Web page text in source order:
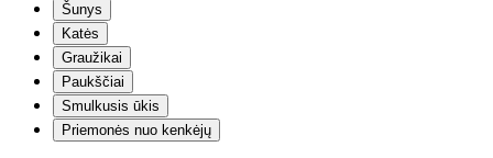
Šunys
Katės
Graužikai
Paukščiai
Smulkusis ūkis
Priemonės nuo kenkėjų